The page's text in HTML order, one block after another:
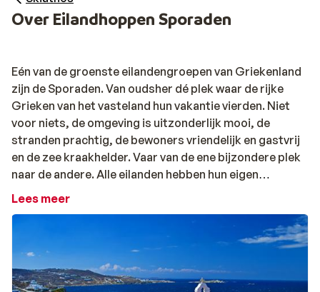
Over Eilandhoppen Sporaden
Eén van de groenste eilandengroepen van Griekenland
zijn de Sporaden. Van oudsher dé plek waar de rijke
Grieken van het vasteland hun vakantie vierden. Niet
voor niets, de omgeving is uitzonderlijk mooi, de
stranden prachtig, de bewoners vriendelijk en gastvrij
en de zee kraakhelder. Vaar van de ene bijzondere plek
naar de andere. Alle eilanden hebben hun eigen
specifieke karakter hoewel de afstanden maar klein
gezellig dag- en nachtleven. Skopelos, een oase van
rust voor de echte natuurliefhebber en het kleine
Alonissos met unieke flora en fauna. Overal zal de rust
en schoonheid u overvallen, hoewel u natuurlijk altijd de
Lees meer